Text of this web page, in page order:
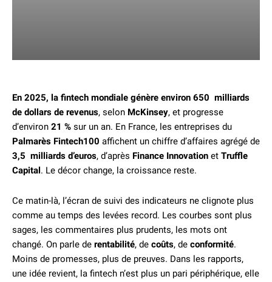
En 2025, la fintech mondiale génère environ 650 milliards
de dollars de revenus, selon McKinsey, et progresse
d’environ 21 % sur un an. En France, les entreprises du
Palmarès Fintech100 affichent un chiffre d’affaires agrégé de
3,5 milliards d’euros, d’après Finance Innovation et Truffle
Capital. Le décor change, la croissance reste.
Ce matin-là, l’écran de suivi des indicateurs ne clignote plus
comme au temps des levées record. Les courbes sont plus
sages, les commentaires plus prudents, les mots ont
changé. On parle de rentabilité, de coûts, de conformité.
Moins de promesses, plus de preuves. Dans les rapports,
une idée revient, la fintech n’est plus un pari périphérique, elle